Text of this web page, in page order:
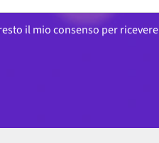
il mio consenso per ricevere